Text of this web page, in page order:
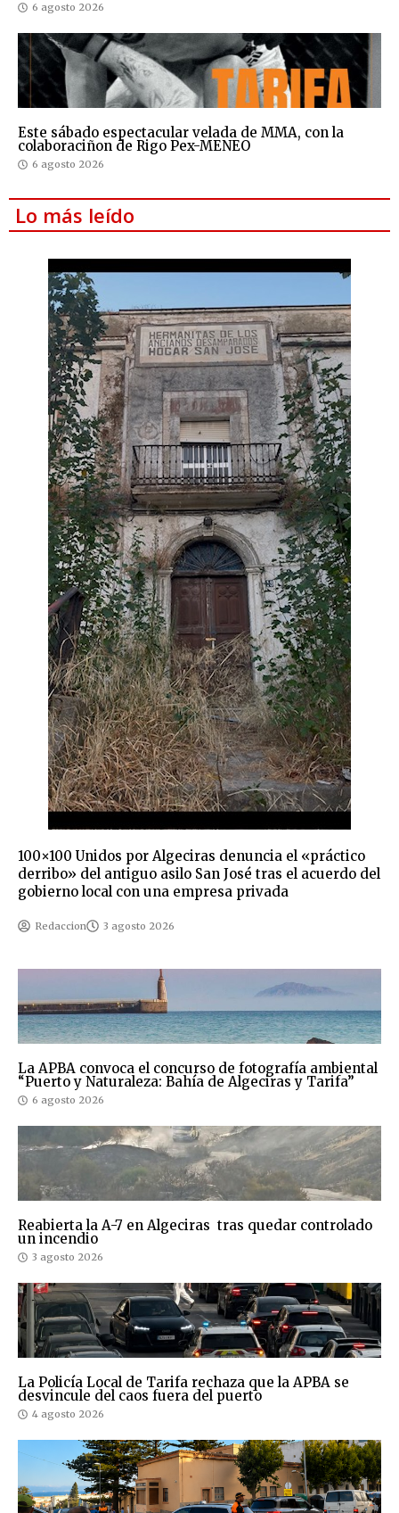
6 agosto 2026
Este sábado espectacular velada de MMA, con la
colaboraciñon de Rigo Pex-MENEO
6 agosto 2026
Lo más leído
100×100 Unidos por Algeciras denuncia el «práctico
derribo» del antiguo asilo San José tras el acuerdo del
gobierno local con una empresa privada
Redaccion 3 agosto 2026
La APBA convoca el concurso de fotografía ambiental
“Puerto y Naturaleza: Bahía de Algeciras y Tarifa”
6 agosto 2026
Reabierta la A-7 en Algeciras tras quedar controlado
un incendio
3 agosto 2026
La Policía Local de Tarifa rechaza que la APBA se
desvincule del caos fuera del puerto
4 agosto 2026